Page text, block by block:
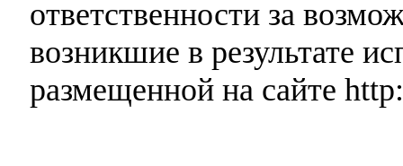
ответственности за
возникшие в результате
размещенной на сайте